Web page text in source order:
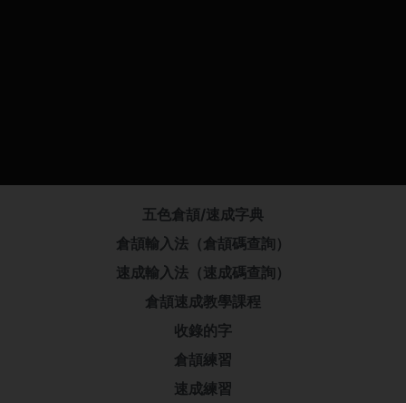
五色倉頡/速成字典
倉頡輸入法（倉頡碼查詢）
速成輸入法（速成碼查詢）
倉頡速成教學課程
收錄的字
倉頡練習
速成練習